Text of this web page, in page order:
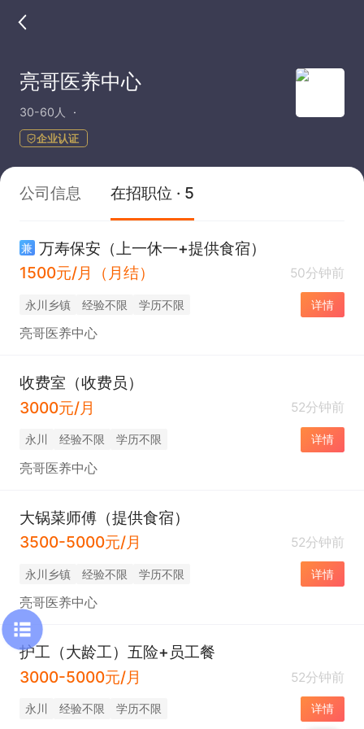
亮哥医养中心
30-60人
企业认证
公司信息 在招职位 · 5
兼 万寿保安（上一休一+提供食宿）
1500元/月（月结）
50分钟前
永川乡镇 经验不限 学历不限 详情
亮哥医养中心
收费室（收费员）
3000元/月
52分钟前
永川 经验不限 学历不限 详情
亮哥医养中心
大锅菜师傅（提供食宿）
3500-5000元/月
52分钟前
永川乡镇 经验不限 学历不限 详情
亮哥医养中心
护工（大龄工）五险+员工餐
3000-5000元/月
52分钟前
永川 经验不限 学历不限 详情